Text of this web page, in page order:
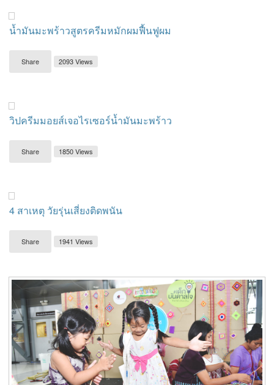
น้ำมันมะพร้าวสูตรครีมหมักผมฟื้นฟูผม
Share 2093 Views
วิปครีมมอยส์เจอไรเซอร์น้ำมันมะพร้าว
Share 1850 Views
4 สาเหตุ วัยรุ่นเสี่ยงติดพนัน
Share 1941 Views